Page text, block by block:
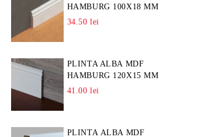
HAMBURG 100X18 MM
34.50 lei
PLINTA ALBA MDF
HAMBURG 120X15 MM
41.00 lei
PLINTA ALBA MDF